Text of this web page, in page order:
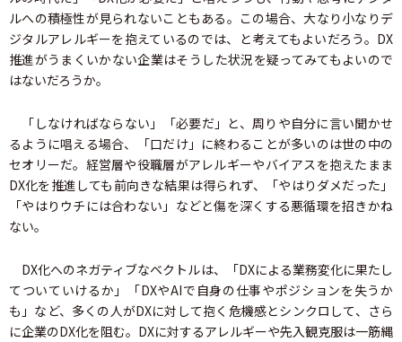
ルへの積極性が見られないこともある。この場合、大なり小なりデ
ジタルアレルギーを抱えているのでは、と考えてもよいだろう。DX
推進がうまくいかない企業はそうした状況を疑ってみてもよいので
はないだろうか。
「しなければならない」「必要だ」と、周りや自分に言い聞かせ
るように唱える場合、「口だけ」に終わることが多いのは世の中の
セオリーだ。経営層や役職層がアレルギーやバイアスを抱えたまま
DX化を推進しても前向きな結果は得られず、「やはりダメだった」
「やはりウチには合わない」などと傷を深くする悪循環を招きかね
ない。
DX化へのネガティブなベクトルは、「DXによる業務変化に果たし
てついていけるか」「DXやAIで自身の仕事やポジションを失うか
も」など、多くの人がDXに対して抱く危機感とシンクロして、さら
に企業のDX化を阻む。DXに対するアレルギーや先入観克服は一筋縄